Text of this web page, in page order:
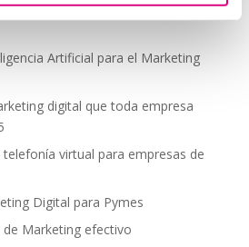
solución para la gestión de
Artificial para el Marketing
digital que toda empresa
virtual para empresas de
Digital para Pymes
Marketing efectivo